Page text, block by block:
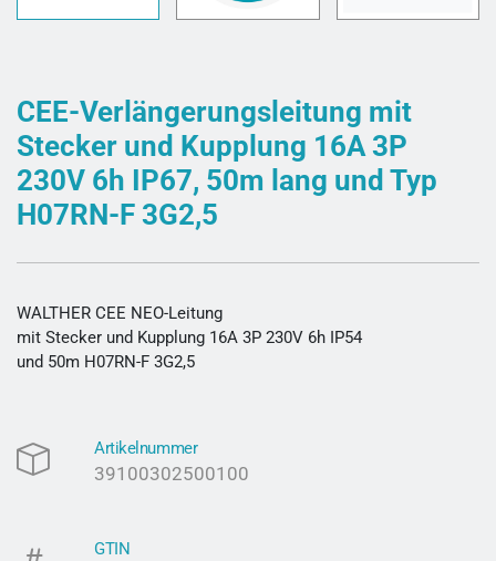
CEE-Verlängerungsleitung mit
Stecker und Kupplung 16A 3P
230V 6h IP67, 50m lang und Typ
H07RN-F 3G2,5
WALTHER CEE NEO-Leitung
mit Stecker und Kupplung 16A 3P 230V 6h IP54
und 50m H07RN-F 3G2,5
Artikelnummer
39100302500100
GTIN